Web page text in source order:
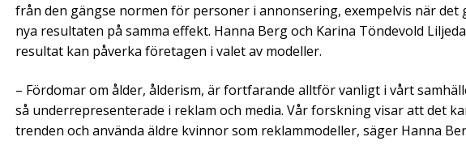
från den gängse normen för personer i annonsering, exempelvis när det
nya resultaten på samma effekt. Hanna Berg och Karina Töndevold
resultat kan påverka företagen i valet av modeller.
– Fördomar om ålder, ålderism, är fortfarande alltför vanligt i vårt
så underrepresenterade i reklam och media. Vår forskning visar att det
trenden och använda äldre kvinnor som reklammodeller, säger Hanna